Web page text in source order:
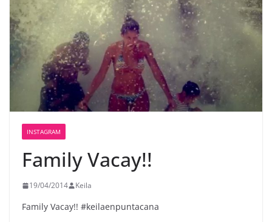
INSTAGRAM
Family Vacay!!
19/04/2014 Keila
Family Vacay!! #keilaenpuntacana